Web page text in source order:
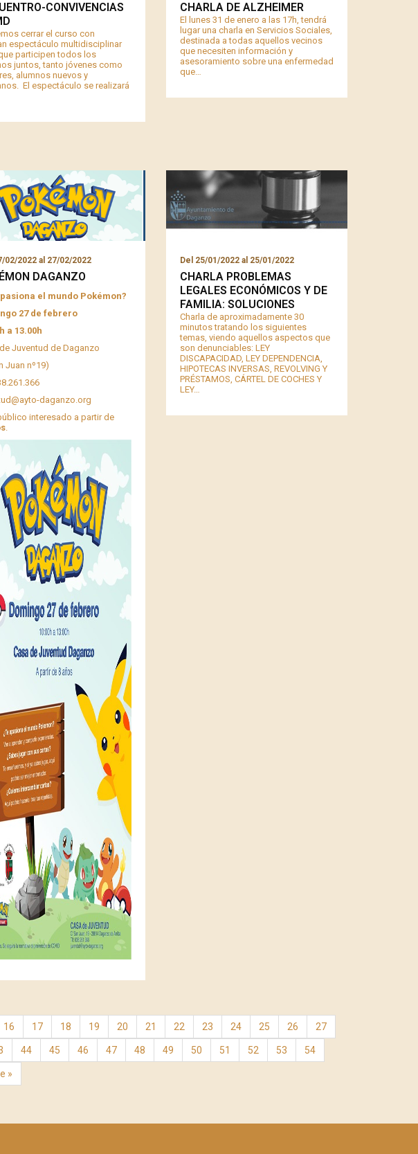
CONVIVENCIAS
cerrar el curso con
espectáculo multidisciplinar
participen todos los
juntos, tanto jóvenes como
alumnos nuevos y
El espectáculo se realizará
CHARLA DE ALZHEIMER
El lunes 31 de enero a las 17h, tendrá
lugar una charla en Servicios Sociales,
destinada a todas aquellos vecinos
que necesiten información y
asesoramiento sobre una enfermedad
que…
02/2022 al 27/02/2022
DAGANZO
el mundo Pokémon?
27 de febrero
a 13.00h
Juventud de Daganzo
Juan nº19)
daganzo.org
interesado a partir de
.
Del 25/01/2022 al 25/01/2022
CHARLA PROBLEMAS
LEGALES ECONÓMICOS Y DE
FAMILIA: SOLUCIONES
Charla de aproximadamente 30
minutos tratando los siguientes
temas, viendo aquellos aspectos que
son denunciables: LEY
DISCAPACIDAD, LEY DEPENDENCIA,
HIPOTECAS INVERSAS, REVOLVING Y
PRÉSTAMOS, CÁRTEL DE COCHES Y
LEY…
16 17 18 19 20 21 22 23 24 25 26 27
44 45 46 47 48 49 50 51 52 53 54
»